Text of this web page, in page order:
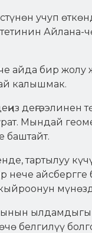
учуп
айда бир жолу
калышмак.
Мындай
баштайт.
тартылуу
нече
ылдамдыгы
белгилүү